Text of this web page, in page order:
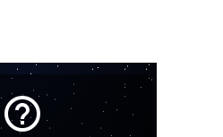
help_outline